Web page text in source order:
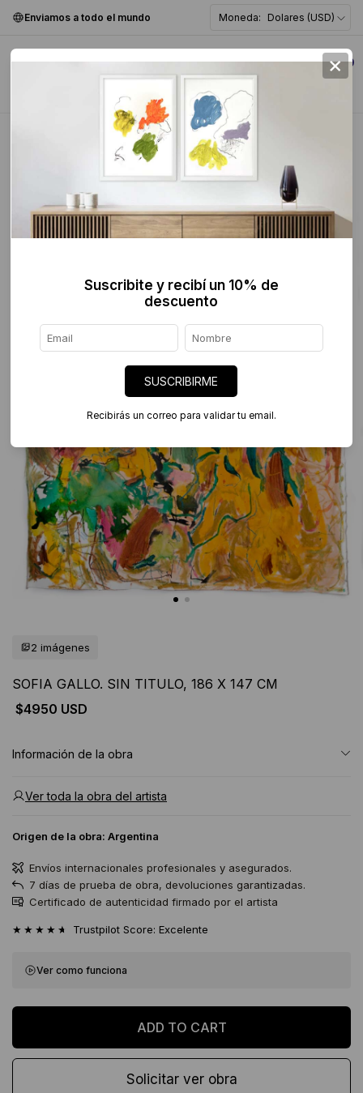
Enviamos a todo el mundo Moneda: Dolares (USD)
0
Abstracta >
2 imágenes
SOFIA GALLO. SIN TITULO, 186 X 147 CM
$4950 USD
Información de la obra
Ver toda la obra del artista
Origen de la obra: Argentina
Envíos internacionales profesionales y asegurados.
7 días de prueba de obra, devoluciones garantizadas.
Certificado de autenticidad firmado por el artista
★★★★★ Trustpilot Score: Excelente
Ver como funciona
Solicitar ver obra
×
Suscribite y recibí un 10% de
descuento
SUSCRIBIRME
Recibirás un correo para validar tu email.